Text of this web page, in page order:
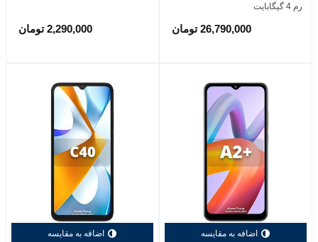
رم 4 گیگابایت
26,790,000 تومان 2,290,000 تومان
اضافه به مقایسه اضافه به مقایسه